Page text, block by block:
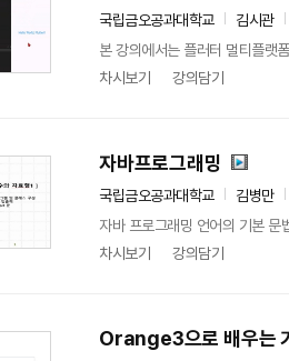
국립금오공과대학교
김시관
본 강의에서는 플러터 멀티플랫
차시보기
강의담기
자바프로그래밍
국립금오공과대학교
김병만
자바 프로그래밍 언어의 기본 문
차시보기
강의담기
Orange3으로 배우는